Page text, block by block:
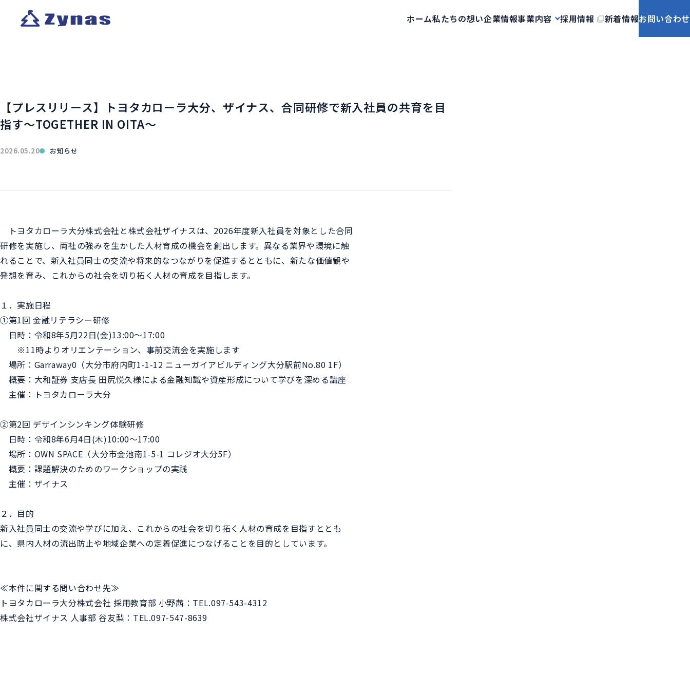
ホーム私たちの想い企業情報事業内容 採用情報 新着情報お問い合わせ
【プレスリリース】トヨタカローラ大分、ザイナス、合同研修で新入社員の共育を目
指す～TOGETHER IN OITA～
2026.05.20 お知らせ
トヨタカローラ大分株式会社と株式会社ザイナスは、2026年度新入社員を対象とした合同
研修を実施し、両社の強みを生かした人材育成の機会を創出します。異なる業界や環境に触
れることで、新入社員同士の交流や将来的なつながりを促進するとともに、新たな価値観や
発想を育み、これからの社会を切り拓く人材の育成を目指します。
１．実施日程
①第1回 金融リテラシー研修
日時：令和8年5月22日(金)13:00～17:00
※11時よりオリエンテーション、事前交流会を実施します
場所：Garraway0（大分市府内町1-1-12 ニューガイアビルディング大分駅前No.80 1F）
概要：大和証券 支店長 田尻悦久様による金融知識や資産形成について学びを深める講座
主催：トヨタカローラ大分
②第2回 デザインシンキング体験研修
日時：令和8年6月4日(木)10:00～17:00
場所：OWN SPACE（大分市金池南1-5-1 コレジオ大分5F）
概要：課題解決のためのワークショップの実践
主催：ザイナス
２．目的
新入社員同士の交流や学びに加え、これからの社会を切り拓く人材の育成を目指すととも
に、県内人材の流出防止や地域企業への定着促進につなげることを目的としています。
≪本件に関する問い合わせ先≫
トヨタカローラ大分株式会社 採用教育部 小野茜：TEL.097-543-4312
株式会社ザイナス 人事部 谷友梨：TEL.097-547-8639